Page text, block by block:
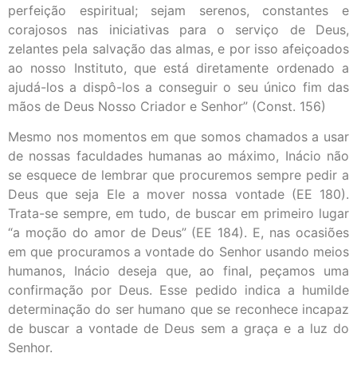
perfeição espiritual; sejam serenos, constantes e
corajosos nas iniciativas para o serviço de Deus,
zelantes pela salvação das almas, e por isso afeiçoados
ao nosso Instituto, que está diretamente ordenado a
ajudá-los a dispô-los a conseguir o seu único fim das
mãos de Deus Nosso Criador e Senhor” (Const. 156)
Mesmo nos momentos em que somos chamados a usar
de nossas faculdades humanas ao máximo, Inácio não
se esquece de lembrar que procuremos sempre pedir a
Deus que seja Ele a mover nossa vontade (EE 180).
Trata-se sempre, em tudo, de buscar em primeiro lugar
“a moção do amor de Deus” (EE 184). E, nas ocasiões
em que procuramos a vontade do Senhor usando meios
humanos, Inácio deseja que, ao final, peçamos uma
confirmação por Deus. Esse pedido indica a humilde
determinação do ser humano que se reconhece incapaz
de buscar a vontade de Deus sem a graça e a luz do
Senhor.